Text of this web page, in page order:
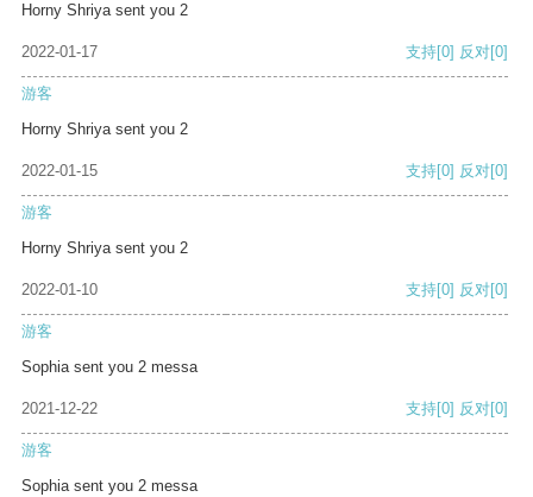
Horny Shriya sent you 2
2022-01-17 支持[0] 反对[0]
游客
Horny Shriya sent you 2
2022-01-15 支持[0] 反对[0]
游客
Horny Shriya sent you 2
2022-01-10 支持[0] 反对[0]
游客
Sophia sent you 2 messa
2021-12-22 支持[0] 反对[0]
游客
Sophia sent you 2 messa